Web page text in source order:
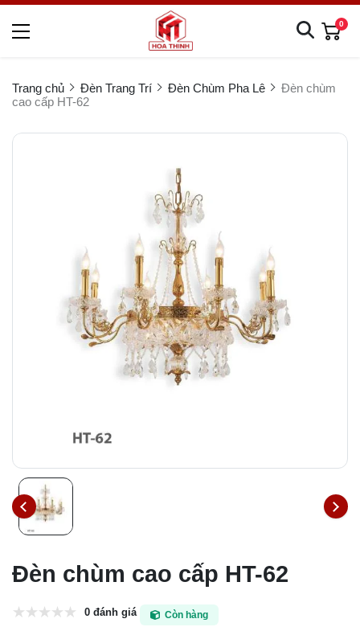
0
Trang chủ Đèn Trang Trí Đèn Chùm Pha Lê
Đèn chùm
cao cấp HT-62
Đèn chùm cao cấp HT-62
0 đánh giá Còn hàng